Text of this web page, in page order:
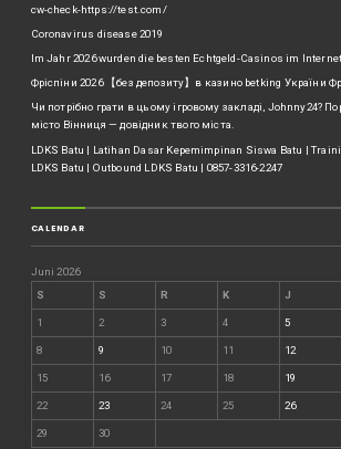
cw-check-https://test.com/
Coronavirus disease 2019
Im Jahr 2026 wurden die besten Echtgeld-Casinos im
Фріспіни 2026 【без депозиту】в казино betking України
Чи потрібно грати в цьому ігровому закладі, Johnny24?
місто Вінниця — довідник твого міста.
LDKS Batu | Latihan Dasar Kepemimpinan Siswa Batu |
LDKS Batu | Outbound LDKS Batu | 0857-3316-2247
CALENDAR
Juni 2026
S
S R K J
1 2 3 4 5
8 9 10 11 12
15 16 17 18 19
22 23 24 25 26
29 30